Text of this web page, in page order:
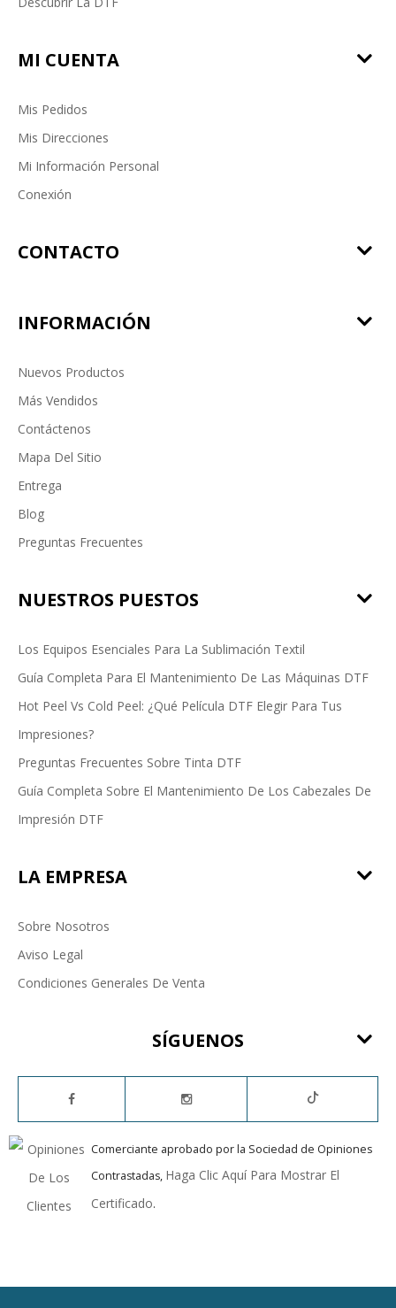
MI CUENTA
Mis Pedidos
Mis Direcciones
Mi Información Personal
Conexión
CONTACTO
INFORMACIÓN
Nuevos Productos
Más Vendidos
Contáctenos
Mapa Del Sitio
Entrega
Blog
Preguntas Frecuentes
NUESTROS PUESTOS
Los Equipos Esenciales Para La Sublimación Textil
Guía Completa Para El Mantenimiento De Las Máquinas DTF
Hot Peel Vs Cold Peel: ¿Qué Película DTF Elegir Para Tus
Impresiones?
Preguntas Frecuentes Sobre Tinta DTF
Guía Completa Sobre El Mantenimiento De Los Cabezales De
Impresión DTF
LA EMPRESA
Sobre Nosotros
Aviso Legal
Condiciones Generales De Venta
SÍGUENOS
Comerciante aprobado por la Sociedad de Opiniones
Contrastadas, Haga Clic Aquí Para Mostrar El
Certificado.